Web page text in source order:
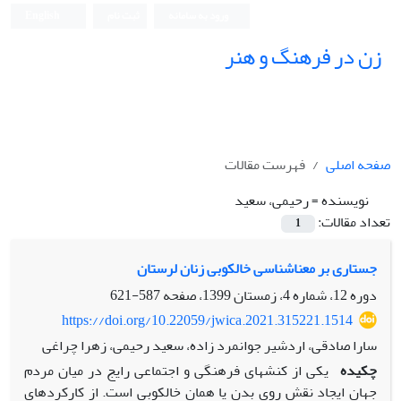
زن در فرهنگ و هنر
صفحه اصلی
فهرست مقالات
نویسنده =رحیمی، سعید
تعداد مقالات:
1
جستاری بر معناشناسی خالکوبی زنان لرستان
دوره 12، شماره 4، زمستان 1399، صفحه
587-621
https://doi.org/10.22059/jwica.2021.315221.1514
سارا صادقی، اردشیر جوانمرد زاده، سعید رحیمی، زهرا چراغی
چکیده یکی از کنش‏های فرهنگی و اجتماعی رایج در میان مردم
جهان ایجاد نقش روی بدن یا همان خالکوبی است. از کارکردهای